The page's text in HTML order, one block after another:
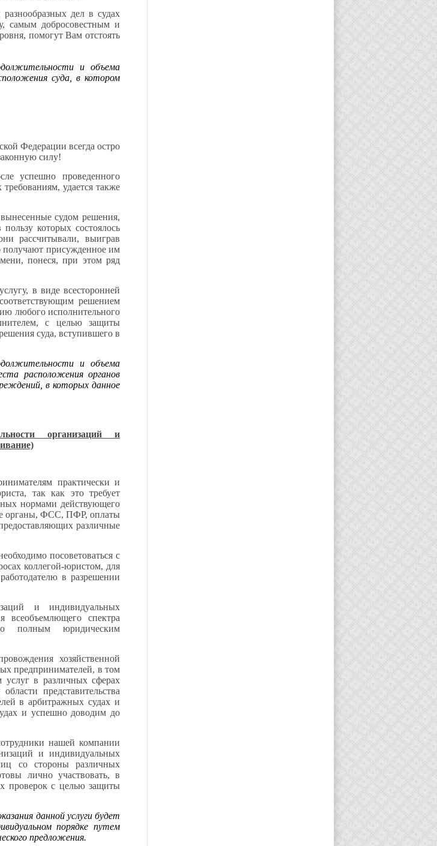
дел в судах
самым добросовестным и
помогут Вам отстоять
и объема
суда, в котором
Федерации всегда остро
силу!
успешно проведенного
удается также
судом решения,
которых состоялось
рассчитывали, выиграв
получают присужденное им
понеся, при этом ряд
в виде всесторонней
решением
любого исполнительного
с целью защиты
суда, вступившего в
и объема
расположения органов
в которых данное
организаций и
практически и
так как это требует
нормами действующего
органы, ФСС, ПФР, оплаты
различные
посоветоваться с
коллегой-юристом, для
в разрешении
и индивидуальных
всеобъемлющего спектра
полным юридическим
хозяйственной
предпринимателей, в том
услуг в различных сферах
представительства
в арбитражных судах и
и успешно доводим до
нашей компании
и индивидуальных
со стороны различных
лично участвовать, в
проверок с целью защиты
данной услуги будет
порядке путем
предложения.